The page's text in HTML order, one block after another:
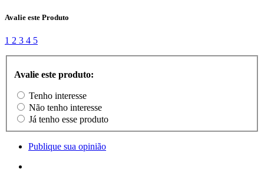
Avalie este Produto
1 2 3 4 5
Avalie este produto:
Tenho interesse
Não tenho interesse
Já tenho esse produto
Publique sua opinião